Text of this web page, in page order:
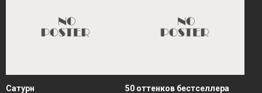
Сатурн 50 оттенков бестселлера